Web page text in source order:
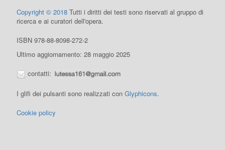
Copyright © 2018 Tutti i diritti dei testi sono riservati al gruppo di
ricerca e ai curatori dell'opera.
ISBN 978-88-8098-272-2
Ultimo aggiornamento: 28 maggio 2025
contatti:
I glifi dei pulsanti sono realizzati conGlyphicons.
Cookie policy